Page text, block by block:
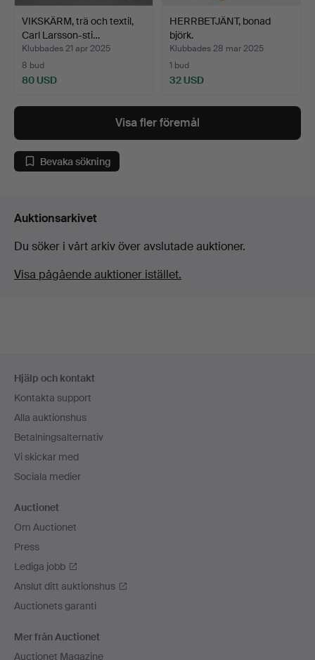
VIKSKÄRM, trä och textil,
Carl Larsson-sti…
Klubbades 21 apr 2025
8 bud
80 USD
HERRBETJÄNT, bonad
björk.
Klubbades 28 mar 2025
1 bud
32 USD
Visa fler föremål
Bevaka sökning
Auktionsarkivet
Du söker i vårt arkiv över avslutade auktioner.
Visa pågående auktioner istället.
Hjälp och kontakt
Kontakta support
Alla auktionshus
Betalningsalternativ
Vi skickar med
Sociala medier
Auctionet
Om Auctionet
Press
Lediga jobb
Anslut ditt auktionshus
Auctionets garanti
Mer från Auctionet
Auctionet Magazine